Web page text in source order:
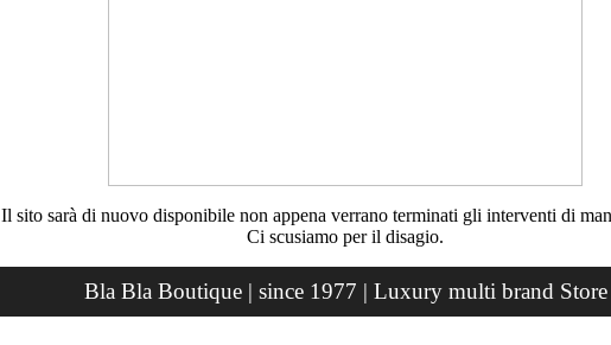
Il sito sarà di nuovo disponibile non appena verrano terminati gli interventi di
Ci scusiamo per il disagio.
Bla Bla Boutique | since 1977 | Luxury multi brand Store